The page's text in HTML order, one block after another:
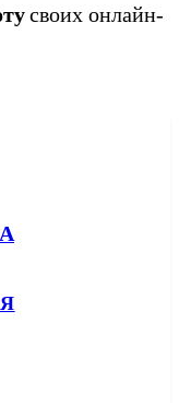
своих онлайн-